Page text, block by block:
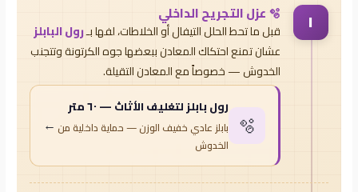
١ 🫧 عزل التجريح الداخلي
قبل ما تحط الحلل التيفال أو الخلاطات، لفها بـرول البابلز
عشان تمنع احتكاك المعادن ببعضها جوه الكرتونة وتتجنب
الخدوش — خصوصاً مع المعادن التقيلة.
🫧
رول بابلز لتغليف الأثاث — ٦٠ متر
بابلز عادي خفيف الوزن — حماية داخلية من
الخدوش
←